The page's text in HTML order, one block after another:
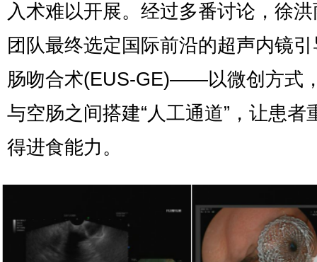
入术难以开展。经过多番讨论，徐
团队最终选定国际前沿的超声内镜
肠吻合术(EUS-GE)——以微创方式
与空肠之间搭建“人工通道”，让患者
得进食能力。